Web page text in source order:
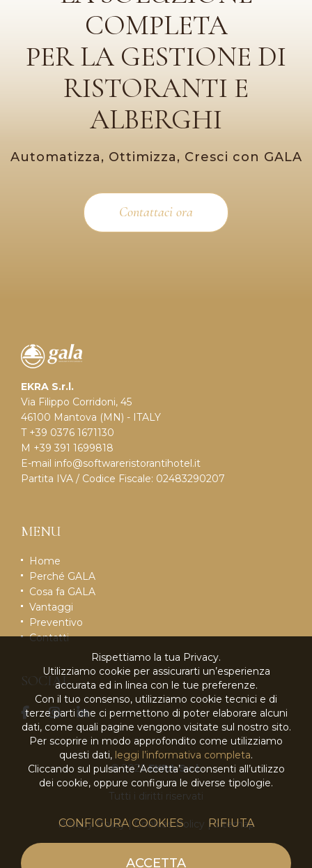
COMPLETA
PER LA GESTIONE DI
RISTORANTI E
ALBERGHI
Automatizza, Ottimizza, Cresci con GALA
Contattaci ora
EKRA S.r.l.
Via Filippo Corridoni, 45
46100 Mantova (MN) - ITALY
T +39 0376 1671130
M +39 391 1699818
E-mail info@softwareristorantihotel.it
Partita IVA / Codice Fiscale: 02483290207
MENU
Home
Perché GALA
Cosa fa GALA
Vantaggi
Preventivo
Contatti
SOCIAL
© 2026EKRA S.r.l.
Tutti i diritti riservati
Privacy Policy|Cookies Policy |Sitemap
Rispettiamo la tua Privacy.
Utilizziamo cookie per assicurarti un’esperienza
accurata ed in linea con le tue preferenze.
Con il tuo consenso, utilizziamo cookie tecnici e di
terze parti che ci permettono di poter elaborare alcuni
dati, come quali pagine vengono visitate sul nostro sito.
Per scoprire in modo approfondito come utilizziamo
questi dati, leggi l’informativa completa.
Cliccando sul pulsante ‘Accetta’ acconsenti all’utilizzo
dei cookie, oppure configura le diverse tipologie.
CONFIGURA COOKIES RIFIUTA
ACCETTA